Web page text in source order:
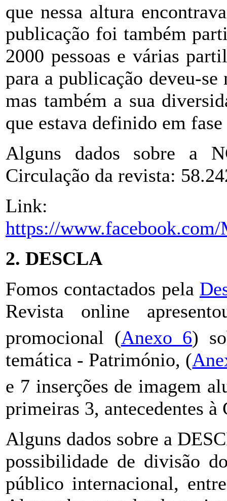
que nessa altura
publicação foi também
2000 pessoas e várias
para a publicação deveu-se
mas também a sua
que estava definido em
Alguns dados sobre a
Circulação da revista:
Link:
https://www.facebook.com/
2. DESCLA
Fomos contactados pela
Revista online
promocional (Anexo 6)
temática - Património, (
e 7 inserções de imagem
primeiras 3, antecedentes à
Alguns dados sobre a
possibilidade de divisão
público internacional,